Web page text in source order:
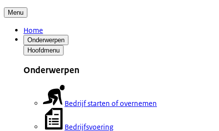
Menu
Home
Onderwerpen
Hoofdmenu
Onderwerpen
Bedrijf starten of overnemen
Bedrijfsvoering